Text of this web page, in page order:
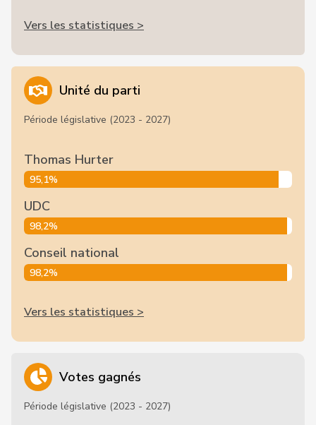
Vers les statistiques >
Unité du parti
Période législative (2023 - 2027)
Thomas Hurter
95,1%
UDC
98,2%
Conseil national
98,2%
Vers les statistiques >
Votes gagnés
Période législative (2023 - 2027)